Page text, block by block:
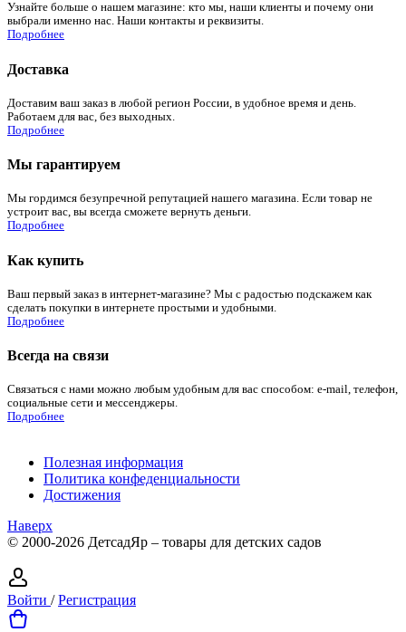
Узнайте больше о нашем магазине: кто мы, наши клиенты и почему они
выбрали именно нас. Наши контакты и реквизиты.
Подробнее
Доставка
Доставим ваш заказ в любой регион России, в удобное время и день.
Работаем для вас, без выходных.
Подробнее
Мы гарантируем
Мы гордимся безупречной репутацией нашего магазина. Если товар не
устроит вас, вы всегда сможете вернуть деньги.
Подробнее
Как купить
Ваш первый заказ в интернет-магазине? Мы с радостью подскажем как
сделать покупки в интернете простыми и удобными.
Подробнее
Всегда на связи
Связаться с нами можно любым удобным для вас способом: e-mail, телефон,
социальные сети и мессенджеры.
Подробнее
Полезная информация
Политика конфеденциальности
Достижения
Наверх
© 2000-2026 ДетсадЯр – товары для детских садов
Войти /Регистрация